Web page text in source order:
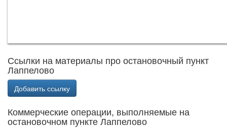
Ссылки на материалы про остановочный пункт
Лаппелово
Добавить ссылку
Коммерческие операции, выполняемые на
остановочном пункте Лаппелово